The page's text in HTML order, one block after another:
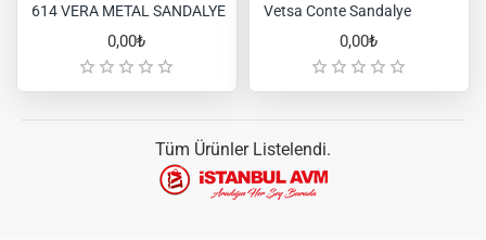
614 VERA METAL SANDALYE
0,00₺
Vetsa Conte Sandalye
0,00₺
Tüm Ürünler Listelendi.